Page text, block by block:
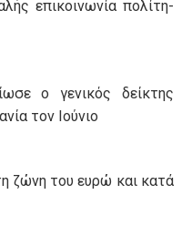
επικοινωνία πολίτη-
ο γενικός δείκτης
τον Ιούνιο
ζώνη του ευρώ και κατά